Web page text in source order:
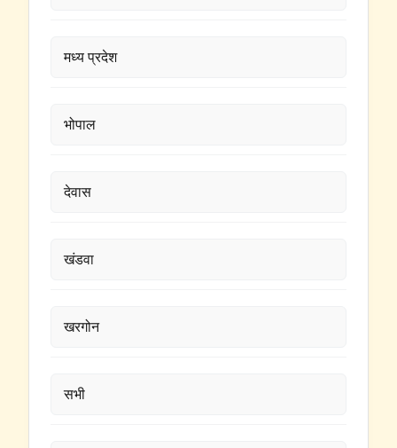
मध्य प्रदेश
भोपाल
देवास
खंडवा
खरगोन
सभी